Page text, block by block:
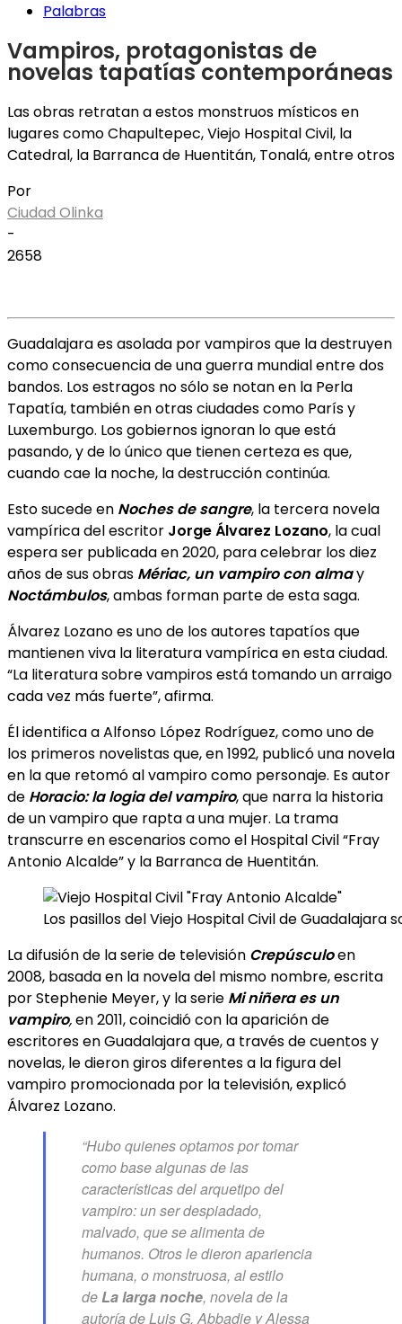
Palabras
Vampiros, protagonistas de
novelas tapatías contemporáneas
Las obras retratan a estos monstruos místicos en
lugares como Chapultepec, Viejo Hospital Civil, la
Catedral, la Barranca de Huentitán, Tonalá, entre otros
Por
Ciudad Olinka
-
2658
Guadalajara es asolada por vampiros que la destruyen
como consecuencia de una guerra mundial entre dos
bandos. Los estragos no sólo se notan en la Perla
Tapatía, también en otras ciudades como París y
Luxemburgo. Los gobiernos ignoran lo que está
pasando, y de lo único que tienen certeza es que,
cuando cae la noche, la destrucción continúa.
Esto sucede en Noches de sangre, la tercera novela
vampírica del escritor Jorge Álvarez Lozano, la cual
espera ser publicada en 2020, para celebrar los diez
años de sus obras Mériac, un vampiro con almay
Noctámbulos, ambas forman parte de esta saga.
Álvarez Lozano es uno de los autores tapatíos que
mantienen viva la literatura vampírica en esta ciudad.
“La literatura sobre vampiros está tomando un arraigo
cada vez más fuerte”, afirma.
Él identifica a Alfonso López Rodríguez, como uno de
los primeros novelistas que, en 1992, publicó una novela
en la que retomó al vampiro como personaje. Es autor
de Horacio: la logia del vampiro, que narra la historia
de un vampiro que rapta a una mujer. La trama
transcurre en escenarios como el Hospital Civil “Fray
Antonio Alcalde” y la Barranca de Huentitán.
Los pasillos del Viejo Hospital Civil de Guadalajara
La difusión de la serie de televisión Crepúsculoen
2008, basada en la novela del mismo nombre, escrita
por Stephenie Meyer, y la serie Mi niñera es un
vampiro,en 2011, coincidió con la aparición de
escritores en Guadalajara que, a través de cuentos y
novelas, le dieron giros diferentes a la figura del
vampiro promocionada por la televisión, explicó
Álvarez Lozano.
“Hubo quienes optamos por tomar
como base algunas de las
características del arquetipo del
vampiro: un ser despiadado,
malvado, que se alimenta de
humanos. Otros le dieron apariencia
humana, o monstruosa, al estilo
deLa larga noche, novela de la
autoría de Luis G. Abbadie y Alessa